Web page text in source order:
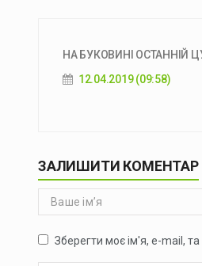
НА БУКОВИНІ ОСТАННІЙ
12.04.2019 (09:58)
ЗАЛИШИТИ КОМЕНТАР
Зберегти моє ім'я, e-mail,